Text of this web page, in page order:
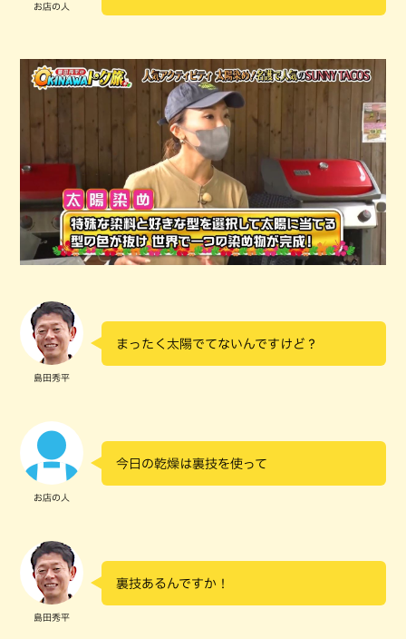
お店の人
島田秀平
まったく太陽でてないんですけど？
お店の人
今日の乾燥は裏技を使って
島田秀平
裏技あるんですか！